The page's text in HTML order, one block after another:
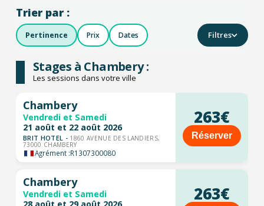
Trier par :
Pertinence Prix Dates Filtres
Stages à Chambery :
Les sessions dans votre ville
Chambery
Vendredi et Samedi
21 août et 22 août 2026
BRIT HOTEL - 1860 AVENUE DES LANDIERS,
73000 CHAMBERY
Agrément :R1307300080
263€
Réserver
Chambery
Vendredi et Samedi
263€